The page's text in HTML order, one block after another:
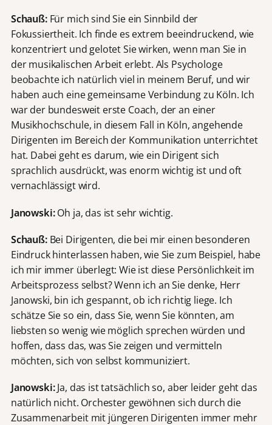
Schauß: Für mich sind Sie ein Sinnbild der
Fokussiertheit. Ich finde es extrem beeindruckend, wie
konzentriert und gelotet Sie wirken, wenn man Sie in
der musikalischen Arbeit erlebt. Als Psychologe
beobachte ich natürlich viel in meinem Beruf, und wir
haben auch eine gemeinsame Verbindung zu Köln. Ich
war der bundesweit erste Coach, der an einer
Musikhochschule, in diesem Fall in Köln, angehende
Dirigenten im Bereich der Kommunikation unterrichtet
hat. Dabei geht es darum, wie ein Dirigent sich
sprachlich ausdrückt, was enorm wichtig ist und oft
vernachlässigt wird.
Janowski:Oh ja, das ist sehr wichtig.
Schauß:Bei Dirigenten, die bei mir einen besonderen
Eindruck hinterlassen haben, wie Sie zum Beispiel, habe
ich mir immer überlegt: Wie ist diese Persönlichkeit im
Arbeitsprozess selbst? Wenn ich an Sie denke, Herr
Janowski, bin ich gespannt, ob ich richtig liege. Ich
schätze Sie so ein, dass Sie, wenn Sie könnten, am
liebsten so wenig wie möglich sprechen würden und
hoffen, dass das, was Sie zeigen und vermitteln
möchten, sich von selbst kommuniziert.
Janowski:Ja, das ist tatsächlich so, aber leider geht das
natürlich nicht. Orchester gewöhnen sich durch die
Zusammenarbeit mit jüngeren Dirigenten immer mehr